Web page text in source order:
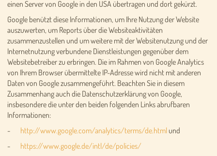
einen Server von Google in den USA übertragen und dort gekürzt.
Google benützt diese Informationen, um Ihre Nutzung der Website
auszuwerten, um Reports über die Websiteaktivitäten
zusammenzustellen und um weitere mit der Websitenutzung und der
Internetnutzung verbundene Dienstleistungen gegenüber dem
Websitebetreiber zu erbringen. Die im Rahmen von Google Analytics
von Ihrem Browser übermittelte IP-Adresse wird nicht mit anderen
Daten von Google zusammengeführt. Beachten Sie in diesem
Zusammenhang auch die Datenschutzerklärung von Google,
insbesondere die unter den beiden folgenden Links abrufbaren
Informationen:
- http://www.google.com/analytics/terms/de.html und
- https://www.google.de/intl/de/policies/